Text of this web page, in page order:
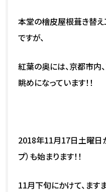
本堂の檜皮屋根葺き替え
ですが、
紅葉の奥には、京都市内
眺めになっています！！
2018年11月17日土曜日
プ）も始まります！！
11月下旬にかけて、ます